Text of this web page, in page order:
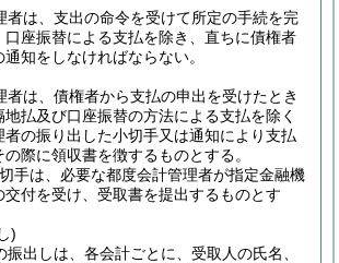
者は、支出の命令を受けて所定の手続を完
口座振替による支払を除き、直ちに債権者
知をしなければならない。
者は、債権者から支払の申出を受けたとき
払及び口座振替の方法による支払を除く
者の振り出した小切手又は通知により支払
際に領収書を徴するものとする。
手は、必要な都度会計管理者が指定金融機
交付を受け、受取書を提出するものとす
)
振出しは、各会計ごとに、受取人の氏名、